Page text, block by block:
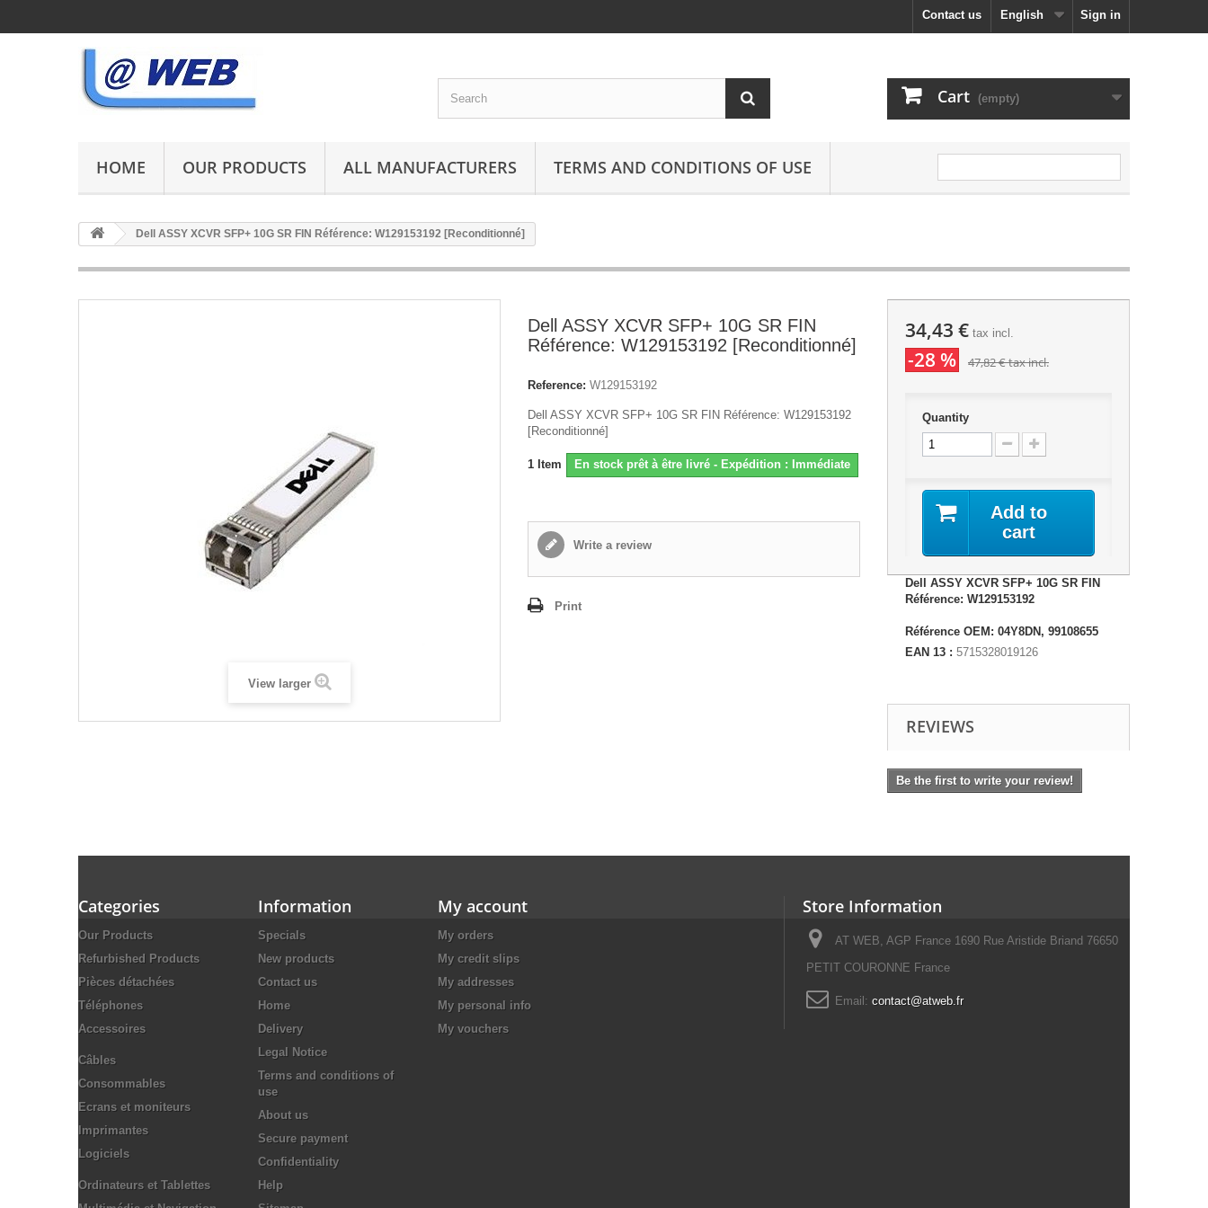
Sign in
English
Contact us
Cart (empty)
HOME OUR PRODUCTS ALL MANUFACTURERS TERMS AND CONDITIONS OF USE
Dell ASSY XCVR SFP+ 10G SR FIN Référence: W129153192 [Reconditionné]
View larger
Dell ASSY XCVR SFP+ 10G SR FIN
Référence: W129153192 [Reconditionné]
Reference: W129153192
Dell ASSY XCVR SFP+ 10G SR FIN Référence: W129153192
[Reconditionné]
1 Item En stock prêt à être livré - Expédition : Immédiate
Write a review
Print
34,43 €tax incl.
-28 % 47,82 €tax incl.
Quantity
Add to
cart
Dell ASSY XCVR SFP+ 10G SR FIN
Référence: W129153192
Référence OEM: 04Y8DN, 99108655
EAN 13 : 5715328019126
REVIEWS
Be the first to write your review!
Categories
Our Products
Refurbished Products
Pièces détachées
Téléphones
Accessoires
Câbles
Consommables
Ecrans et moniteurs
Imprimantes
Logiciels
Ordinateurs et Tablettes
Information
Specials
New products
Contact us
Home
Delivery
Legal Notice
Terms and conditions of
use
About us
Secure payment
Confidentiality
Help
My account
My orders
My credit slips
My addresses
My personal info
My vouchers
Store Information
AT WEB, AGP France 1690 Rue Aristide Briand 76650
PETIT COURONNE France
Email: contact@atweb.fr